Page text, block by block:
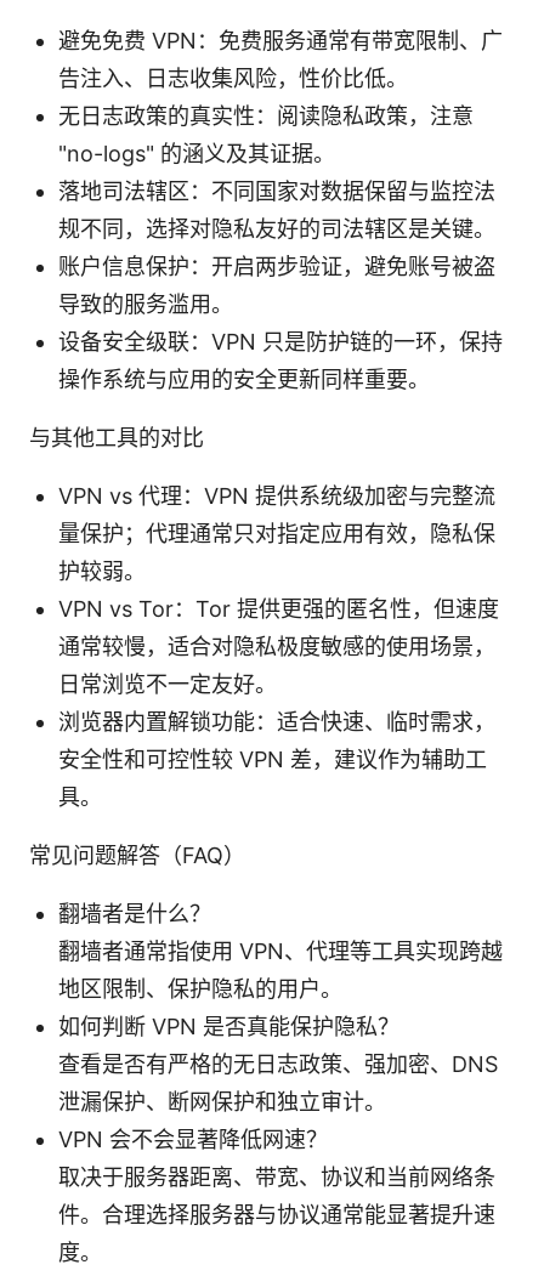
避免免费 VPN：免费服务通常有带宽限制、广
告注入、日志收集风险，性价比低。
无日志政策的真实性：阅读隐私政策，注意
"no-logs" 的涵义及其证据。
落地司法辖区：不同国家对数据保留与监控法
规不同，选择对隐私友好的司法辖区是关键。
账户信息保护：开启两步验证，避免账号被盗
导致的服务滥用。
设备安全级联：VPN 只是防护链的一环，保持
操作系统与应用的安全更新同样重要。
与其他工具的对比
VPN vs 代理：VPN 提供系统级加密与完整流
量保护；代理通常只对指定应用有效，隐私保
护较弱。
VPN vs Tor：Tor 提供更强的匿名性，但速度
通常较慢，适合对隐私极度敏感的使用场景，
日常浏览不一定友好。
浏览器内置解锁功能：适合快速、临时需求，
安全性和可控性较 VPN 差，建议作为辅助工
具。
常见问题解答（FAQ）
翻墙者是什么？
翻墙者通常指使用 VPN、代理等工具实现跨越
地区限制、保护隐私的用户。
如何判断 VPN 是否真能保护隐私？
查看是否有严格的无日志政策、强加密、DNS
泄漏保护、断网保护和独立审计。
VPN 会不会显著降低网速？
取决于服务器距离、带宽、协议和当前网络条
件。合理选择服务器与协议通常能显著提升速
度。